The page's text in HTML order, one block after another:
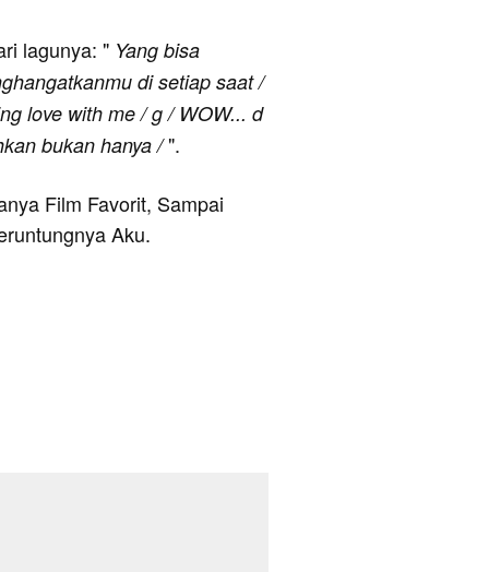
lagunya: " Yang bisa
di setiap saat /
love with me / g / WOW... d
bukan hanya /".
Film Favorit, Sampai
Aku.